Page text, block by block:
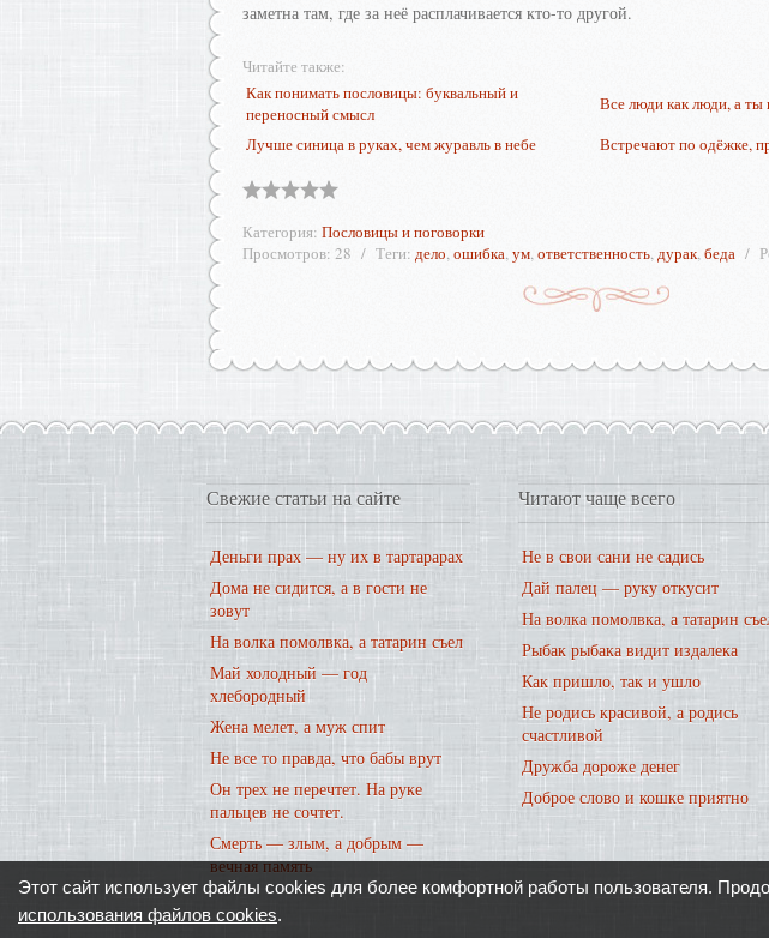
заметна там, где за неё расплачивается кто-то другой.
Читайте также:
Как понимать пословицы: буквальный и
переносный смысл
Все люди как люди, а
Лучше синица в руках, чем журавль в небе
Встречают по одёжке,
Категория: Пословицы и поговорки
Просмотров: 28 Теги: дело,ошибка,ум,ответственность,дурак,беда
Свежие статьи на сайте
Деньги прах — ну их в тартарарах
Дома не сидится, а в гости не
зовут
На волка помолвка, а татарин съел
Май холодный — год
хлебородный
Жена мелет, а муж спит
Не все то правда, что бабы врут
Он трех не перечтет. На руке
пальцев не сочтет.
Смерть — злым, а добрым —
вечная память
Читают чаще всего
Не в свои сани не садись
Дай палец — руку откусит
На волка помолвка, а татарин
Рыбак рыбака видит издалека
Как пришло, так и ушло
Не родись красивой, а родись
счастливой
Дружба дороже денег
Доброе слово и кошке приятно
Этот сайт использует файлы cookies для более комфортной работы пользователя.
использования файлов cookies.